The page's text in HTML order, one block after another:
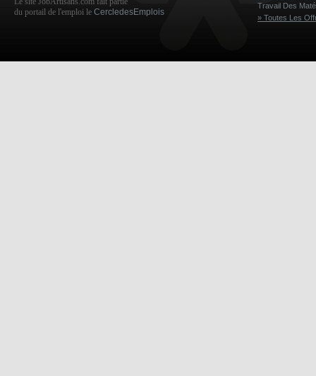
du portail de l'emploi le CercledesEmplois
Travail Des
» Toutes Les